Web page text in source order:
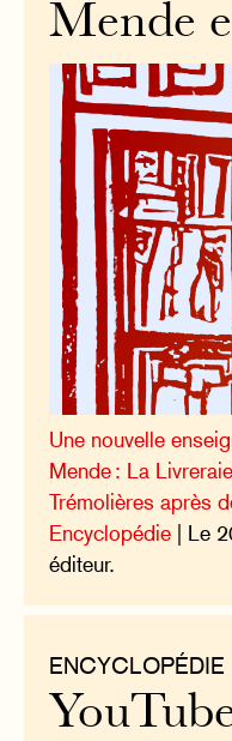
Mende
Une nouvelle
Mende : La
Trémolières après
Encyclopédie | Le
éditeur.
ENCYCLOPÉDIE